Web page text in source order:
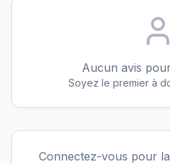
Aucun avis
Soyez le premier à
Connectez-vous pour